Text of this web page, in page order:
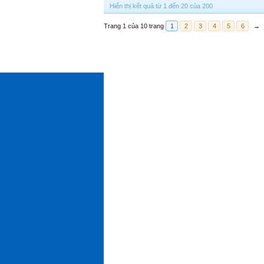
Hiển thị kết quả từ 1 đến 20 của 200
Trang 1 của 10 trang 1 2 3 4 5 6 →